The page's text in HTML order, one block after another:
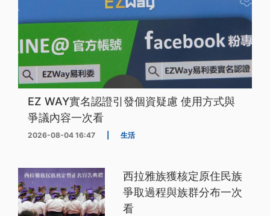
EZ WAY實名認證引發個資疑慮 使用方式與
爭議內容一次看
2026-08-04 16:47 生活
西拉雅族獲核定原住民族
爭取過程與族群分布一次
看